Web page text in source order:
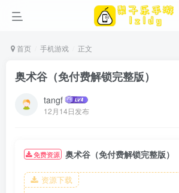
首页 手机游戏 正文
奥术谷（免付费解锁完整版）
tangf
12月14日发布
免费资源 奥术谷（免付费解锁完整版）
资源下载